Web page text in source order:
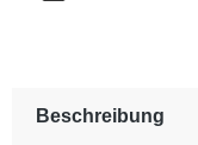
Beschreibung